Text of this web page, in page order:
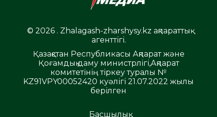
© 2026 . Zhalagash-zharshysy.kz ақпараттық
агенттігі.
Қазақстан Республикасы Ақпарат және
Қоғамдық даму министрлігі,Ақпарат
комитетінің тіркеу туралы №
KZ91VPY00052420 куәлігі 21.07.2022 жылы
берілген
Басшылық